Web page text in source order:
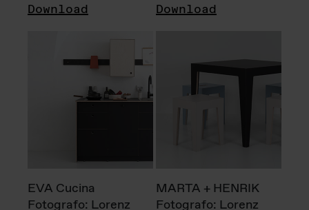
Download Download
EVA Cucina
Fotografo: Lorenz
MARTA + HENRIK
Fotografo: Lorenz